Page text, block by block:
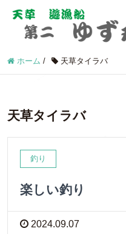
ホーム / 天草タイラバ
天草タイラバ
釣り
楽しい釣り
2024.09.07